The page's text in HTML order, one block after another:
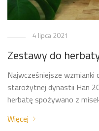
4 lipca 2021
Zestawy do
Najwcześniejsze wzmianki
starożytnej dynastii Han
herbatę spożywano z
Więcej